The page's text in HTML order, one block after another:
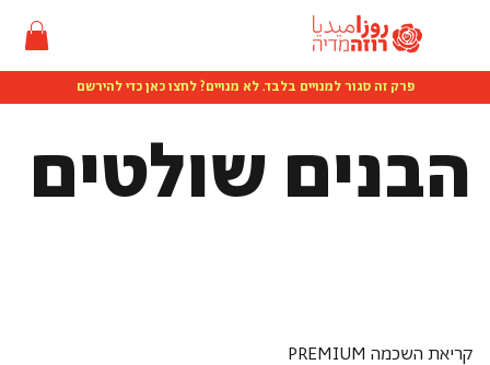
פרק זה סגור למנויים בלבד. לא מנויים? לחצו כאן כדי להירשם
הבנים שולטים
קריאת השכמה PREMIUM